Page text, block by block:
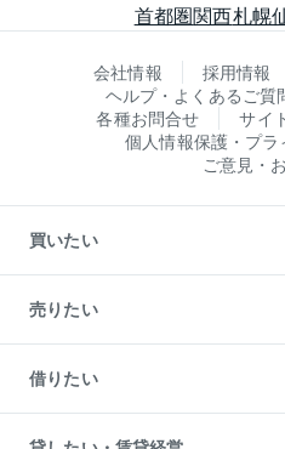
首都圏関西札幌
会社情報 採用情報
ヘルプ・よくあるご質
各種お問合せ
サイ
個人情報保護・プ
ご意見・
買いたい
新築・分譲マンションの購入
中古マンションの購入
一戸建ての購入
中古一戸建ての購入
不動産購入の流れ
注目キーワード物件特集
売りたい
一戸建ての売却・査定
土地の売却・査定
スピードAI査定
借りたい
オフィス・店舗の賃貸